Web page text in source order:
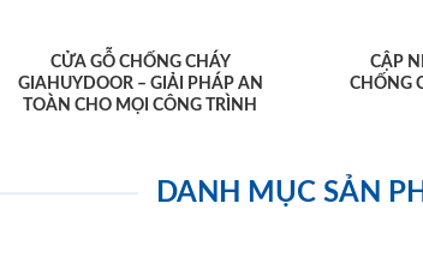
CỬA GỖ CHỐNG CHÁY
GIAHUYDOOR – GIẢI PHÁP AN
TOÀN CHO MỌI CÔNG TRÌNH
CẬP
CHỐNG
DANH MỤC SẢN